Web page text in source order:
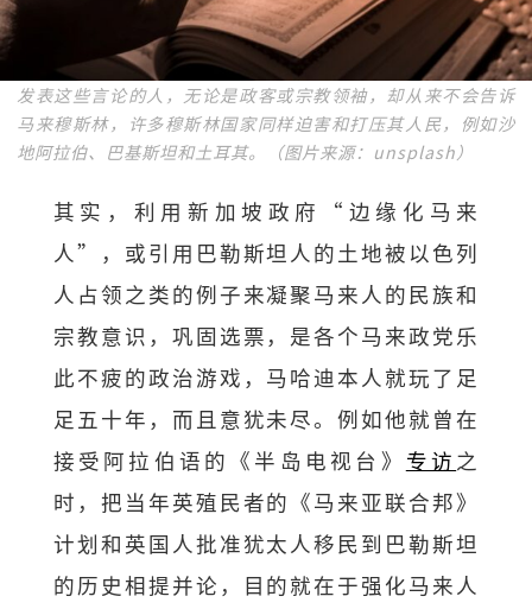
发表这些言论的人，无论是政客或宗教领袖，却从来不会告诉
马来穆斯林，许多穆斯林国家同样迫害和打压其人民，例如沙
地阿拉伯、巴基斯坦和土耳其。（图片来源：unsplash）
其实，利用新加坡政府“边缘化马来
人”，或引用巴勒斯坦人的土地被以色列
人占领之类的例子来凝聚马来人的民族和
宗教意识，巩固选票，是各个马来政党乐
此不疲的政治游戏，马哈迪本人就玩了足
足五十年，而且意犹未尽。例如他就曾在
接受阿拉伯语的《半岛电视台》 专访 之
时，把当年英殖民者的《马来亚联合邦》
计划和英国人批准犹太人移民到巴勒斯坦
的历史相提并论，目的就在于强化马来人